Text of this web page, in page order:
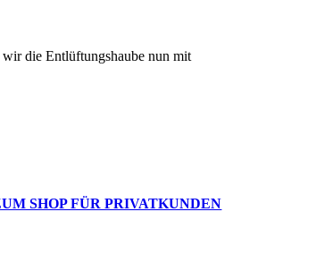
wir die Entlüftungshaube nun mit
SHOP FÜR PRIVATKUNDEN